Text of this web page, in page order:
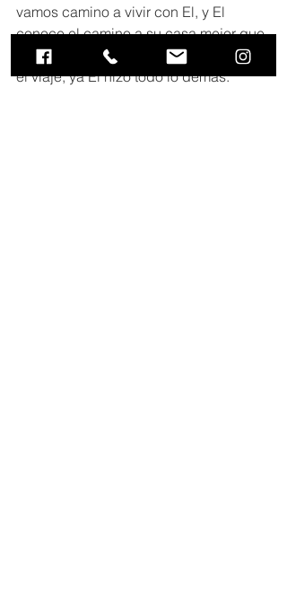
vamos camino a vivir con El, y El
conoce el camino a su casa mejor que
nosotros. Entonces, mejor disfrutemos
el viaje, ya El hizo todo lo demás.